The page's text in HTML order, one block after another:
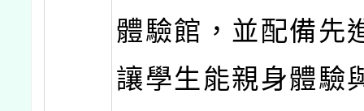
體驗館，並配備先
讓學生能親身體驗